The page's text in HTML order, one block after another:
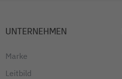
UNTERNEHMEN
Marke
Leitbild